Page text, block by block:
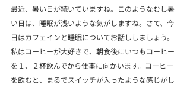
最近、暑い日が続いていますね。このようなむし暑
い日は、睡眠が浅いような気がしますね。さて、今
日はカフェインと睡眠についてお話ししましょう。
私はコーヒーが大好きで、朝食後にいつもコーヒー
を１、２杯飲んでから仕事に向かいます。コーヒー
を飲むと、まるでスイッチが入ったような感じがし